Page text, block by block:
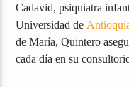
Cadavid, psiquiatra
Universidad de
de María, Quintero
cada día en su